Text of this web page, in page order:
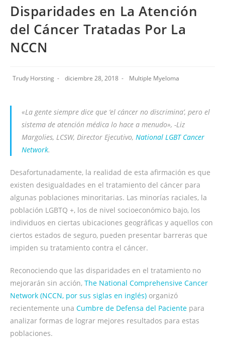
Disparidades en La Atención
del Cáncer Tratadas Por La
NCCN
Trudy Horsting diciembre 28, 2018 Multiple Myeloma
«La gente siempre dice que ‘el cáncer no discrimina’, pero el
sistema de atención médica lo hace a menudo», -Liz
Margolies, LCSW, Director Ejecutivo, National LGBT Cancer
Network.
Desafortunadamente, la realidad de esta afirmación es que
existen desigualdades en el tratamiento del cáncer para
algunas poblaciones minoritarias. Las minorías raciales, la
población LGBTQ +, los de nivel socioeconómico bajo, los
individuos en ciertas ubicaciones geográficas y aquellos con
ciertos estados de seguro, pueden presentar barreras que
impiden su tratamiento contra el cáncer.
Reconociendo que las disparidades en el tratamiento no
mejorarán sin acción, The National Comprehensive Cancer
Network (NCCN, por sus siglas en inglés) organizó
recientemente una Cumbre de Defensa del Paciente para
analizar formas de lograr mejores resultados para estas
poblaciones.